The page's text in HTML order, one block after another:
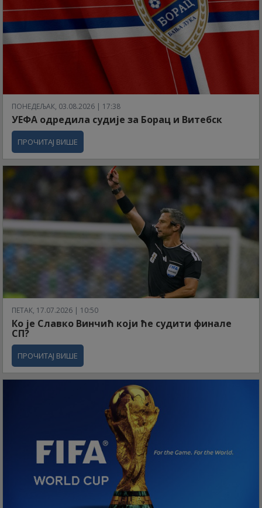
ПОНЕДЕЉАК, 03.08.2026 | 17:38
УЕФА одредила судије за Борац и Витебск
ПРОЧИТАЈ ВИШЕ
ПЕТАК, 17.07.2026 | 10:50
Ко је Славко Винчић који ће судити финале
СП?
ПРОЧИТАЈ ВИШЕ